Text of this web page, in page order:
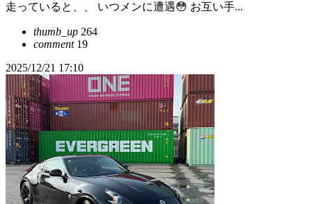
走っていると、、 いつメンに遭遇😳 お互い手...
thumb_up 264
comment19
2025/12/21 17:10